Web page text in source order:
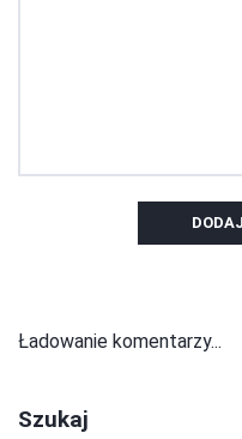
Ładowanie komentarzy...
Szukaj